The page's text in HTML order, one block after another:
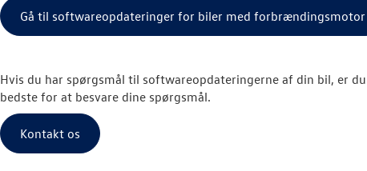
Gå til softwareopdateringer for biler med forbrændingsmotor
Hvis du har spørgsmål til softwareopdateringerne af din bil, er
bedste for at besvare dine spørgsmål.
Kontakt os